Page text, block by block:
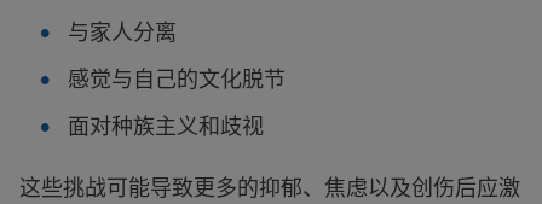
与家人分离
感觉与自己的文化脱节
面对种族主义和歧视
这些挑战可能导致更多的抑郁、焦虑以及创伤后应激